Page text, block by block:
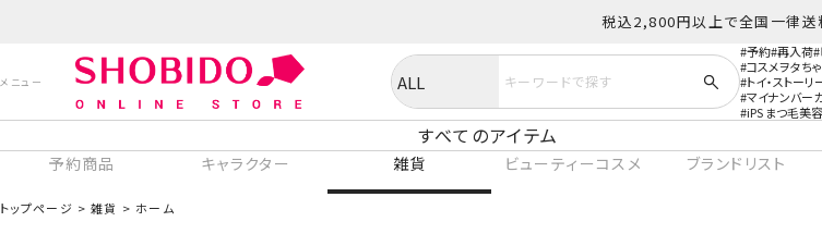
税込2,800円以上で全国一律送
予約 再入荷
コスメヲタち
トイ・ストーリ
マイナンバー
iPS まつ毛美
すべてのアイテム
予約商品 キャラクター 雑貨 ビューティーコスメ ブランドリスト
トップページ 雑貨 ホーム